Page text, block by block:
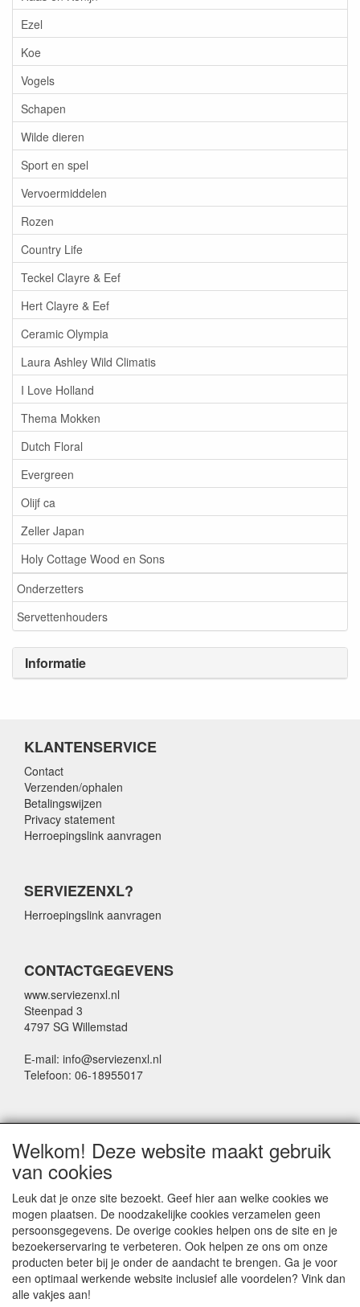
Ezel
Koe
Vogels
Schapen
Wilde dieren
Sport en spel
Vervoermiddelen
Rozen
Country Life
Teckel Clayre & Eef
Hert Clayre & Eef
Ceramic Olympia
Laura Ashley Wild Climatis
I Love Holland
Thema Mokken
Dutch Floral
Evergreen
Olijf ca
Zeller Japan
Holy Cottage Wood en Sons
Onderzetters
Servettenhouders
Informatie
KLANTENSERVICE
Contact
Verzenden/ophalen
Betalingswijzen
Privacy statement
Herroepingslink aanvragen
SERVIEZENXL?
Herroepingslink aanvragen
CONTACTGEGEVENS
www.serviezenxl.nl
Steenpad 3
4797 SG Willemstad
E-mail: info@serviezenxl.nl
Telefoon: 06-18955017
Voornaam
Achternaam
E-mail
Welkom! Deze website maakt gebruik
van cookies
Leuk dat je onze site bezoekt. Geef hier aan welke cookies we
mogen plaatsen. De noodzakelijke cookies verzamelen geen
persoonsgegevens. De overige cookies helpen ons de site en je
bezoekerservaring te verbeteren. Ook helpen ze ons om onze
producten beter bij je onder de aandacht te brengen. Ga je voor
een optimaal werkende website inclusief alle voordelen? Vink dan
alle vakjes aan!